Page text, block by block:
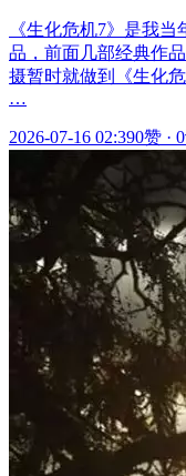
《生化危机7》是我
品，前面几部经典作
摄暂时就做到《生化
…
2026-07-16 02:390赞 ·